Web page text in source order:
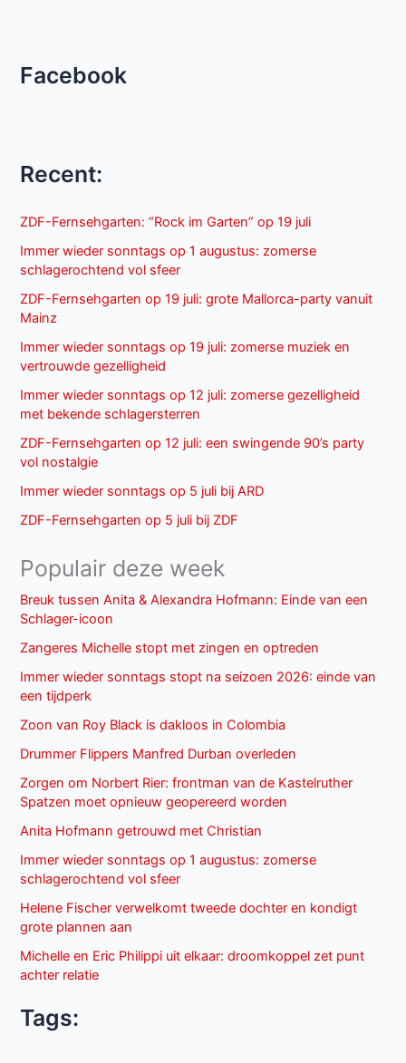
Facebook
Recent:
ZDF-Fernsehgarten: “Rock im Garten” op 19 juli
Immer wieder sonntags op 1 augustus: zomerse
schlagerochtend vol sfeer
ZDF-Fernsehgarten op 19 juli: grote Mallorca-party vanuit
Mainz
Immer wieder sonntags op 19 juli: zomerse muziek en
vertrouwde gezelligheid
Immer wieder sonntags op 12 juli: zomerse gezelligheid
met bekende schlagersterren
ZDF-Fernsehgarten op 12 juli: een swingende 90’s party
vol nostalgie
Immer wieder sonntags op 5 juli bij ARD
ZDF-Fernsehgarten op 5 juli bij ZDF
Populair deze week
Breuk tussen Anita & Alexandra Hofmann: Einde van een
Schlager-icoon
Zangeres Michelle stopt met zingen en optreden
Immer wieder sonntags stopt na seizoen 2026: einde van
een tijdperk
Zoon van Roy Black is dakloos in Colombia
Drummer Flippers Manfred Durban overleden
Zorgen om Norbert Rier: frontman van de Kastelruther
Spatzen moet opnieuw geopereerd worden
Anita Hofmann getrouwd met Christian
Immer wieder sonntags op 1 augustus: zomerse
schlagerochtend vol sfeer
Helene Fischer verwelkomt tweede dochter en kondigt
grote plannen aan
Michelle en Eric Philippi uit elkaar: droomkoppel zet punt
achter relatie
Tags: